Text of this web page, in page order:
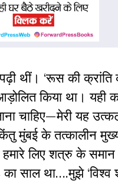
थीं। ‘रूस की क्रांति
किया था। यही
चाहिए—मेरी यह
मुंबई के तत्कालीन
हमारे लिए शत्रु के समान
साल था….मुझे ‘विश्व